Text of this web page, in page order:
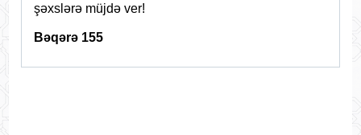
şəxslərə müjdə ver!
Bəqərə 155